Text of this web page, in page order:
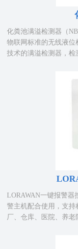
化粪池满溢检测器（
物联网标准的无线液位
技术的满溢检测器，
LORAWAN一键报警
警主机配合使用，支持
厂、仓库、医院、养